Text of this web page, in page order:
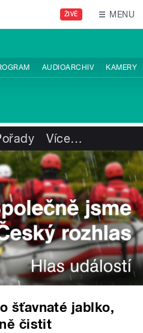
ŽIVĚ MENU
AUDIOARCHIV KAMERY
Více…
šťavnaté jablko,
čistit